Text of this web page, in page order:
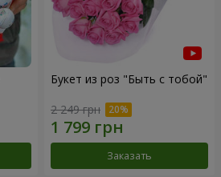
Букет из роз "Быть с тобой"
2 249 грн
Заказать